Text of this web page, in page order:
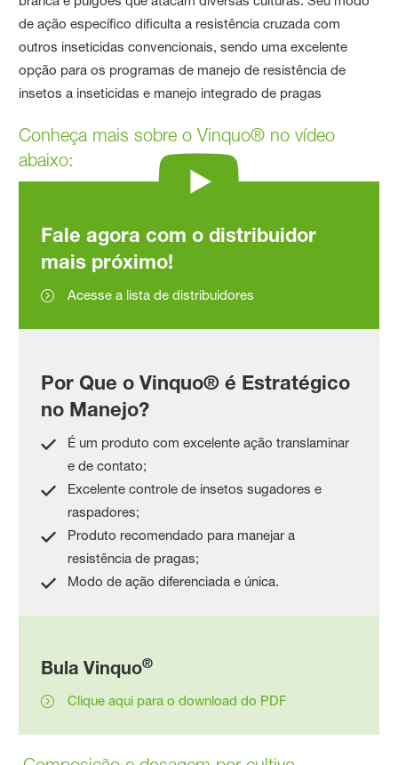
de ação específico dificulta a resistência cruzada com
outros inseticidas convencionais, sendo uma excelente
opção para os programas de manejo de resistência de
insetos a inseticidas e manejo integrado de pragas
Conheça mais sobre o Vinquo® no vídeo
abaixo:
Fale agora com o distribuidor
mais próximo!
Acesse a lista de distribuidores
Por Que o Vinquo® é Estratégico
no Manejo?
É um produto com excelente ação translaminar
e de contato;
Excelente controle de insetos sugadores e
raspadores;
Produto recomendado para manejar a
resistência de pragas;
Modo de ação diferenciada e única.
Bula Vinquo®
Clique aqui para o download do PDF